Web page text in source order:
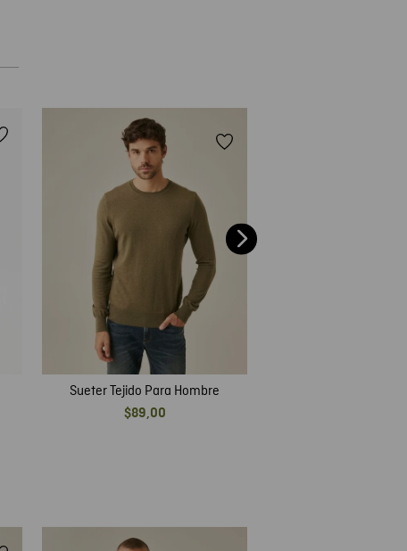
Sueter Tejido Para Hombre
$89,00